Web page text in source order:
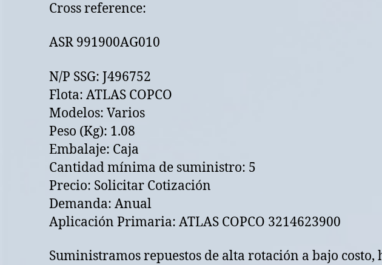
Cross reference:
ASR 991900AG010
N/P SSG: J496752
Flota: ATLAS COPCO
Modelos: Varios
Peso (Kg): 1.08
Embalaje: Caja
Cantidad mínima de suministro: 5
Precio: Solicitar Cotización
Demanda: Anual
Aplicación Primaria: ATLAS COPCO 3214623900
Suministramos repuestos de alta rotación a bajo costo,